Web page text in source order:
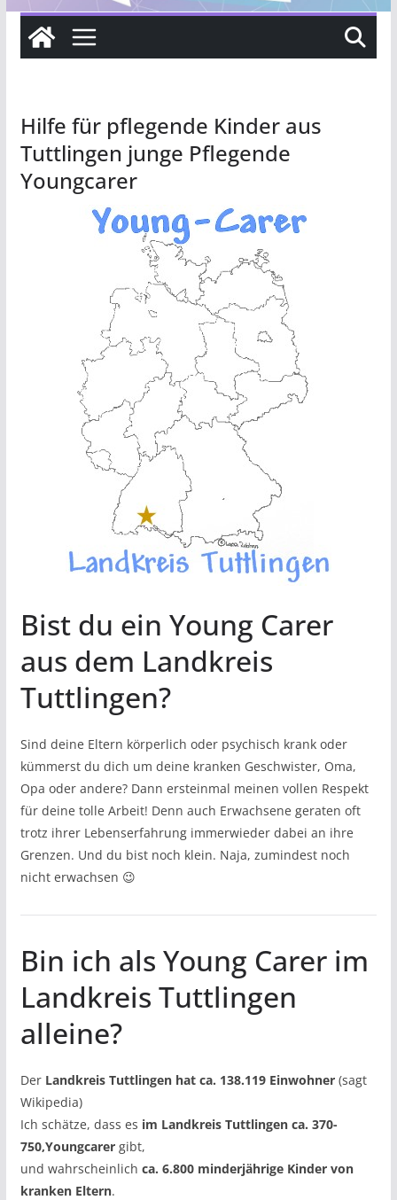
Hilfe für pflegende Kinder aus
Tuttlingen junge Pflegende
Youngcarer
Bist du ein Young Carer
aus dem Landkreis
Tuttlingen?
Sind deine Eltern körperlich oder psychisch krank oder
kümmerst du dich um deine kranken Geschwister, Oma,
Opa oder andere? Dann ersteinmal meinen vollen Respekt
für deine tolle Arbeit! Denn auch Erwachsene geraten oft
trotz ihrer Lebenserfahrung immerwieder dabei an ihre
Grenzen. Und du bist noch klein. Naja, zumindest noch
nicht erwachsen 😉
Bin ich als Young Carer im
Landkreis Tuttlingen
alleine?
Der Landkreis Tuttlingen hat ca. 138.119 Einwohner(sagt
Wikipedia)
Ich schätze, dass es im Landkreis Tuttlingen ca. 370-
750,Youngcarer gibt,
und wahrscheinlich ca. 6.800 minderjährige Kinder von
kranken Eltern.